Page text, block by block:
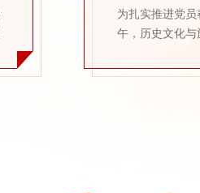
为扎实推进党
午，历史文化
的精神内涵，